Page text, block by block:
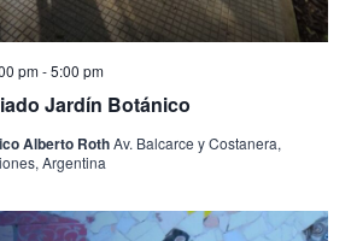
Jardín Botánico
pm-5:00 pm
Alberto RothAv. Balcarce y Costanera,
Argentina